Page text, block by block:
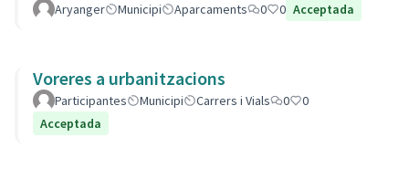
Aryanger Municipi Aparcaments 0 0 Acceptada
Voreres a urbanitzacions
Participantes Municipi Carrers i Vials 0
0
Acceptada